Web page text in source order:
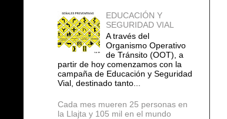
EDUCACIÓN Y
SEGURIDAD VIAL
A través del
Organismo Operativo
de Tránsito (OOT), a
partir de hoy comenzamos con la
campaña de Educación y Seguridad
Vial, destinado tanto...
Cada mes mueren 25 personas en
la Llajta y 105 mil en el mundo